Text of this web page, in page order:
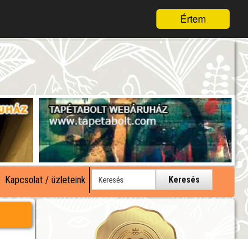
Értem
Kapcsolat / üzleteink Keresés